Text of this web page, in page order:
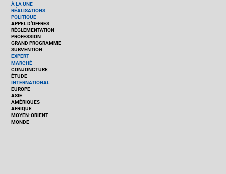
À LA UNE
RÉALISATIONS
POLITIQUE
APPEL D’OFFRES
RÉGLEMENTATION
PROFESSION
GRAND PROGRAMME
SUBVENTION
EXPERT
MARCHÉ
CONJONCTURE
ÉTUDE
INTERNATIONAL
EUROPE
ASIE
AMÉRIQUES
AFRIQUE
MOYEN-ORIENT
MONDE